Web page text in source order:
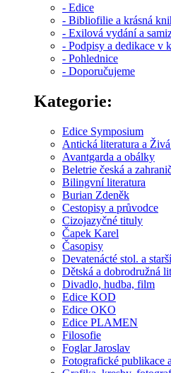
- Edice
- Bibliofilie a krásná
- Exilová vydání a
- Podpisy a dedikace v
- Pohlednice
- Doporučujeme
Kategorie:
Edice Symposium
Antická literatura a
Avantgarda a obálky
Beletrie česká a
Bilingvní literatura
Burian Zdeněk
Cestopisy a průvodce
Cizojazyčné tituly
Čapek Karel
Časopisy
Devatenácté stol. a starší
Dětská a dobrodružná
Divadlo, hudba, film
Edice KOD
Edice OKO
Edice PLAMEN
Filosofie
Foglar Jaroslav
Fotografické publikace